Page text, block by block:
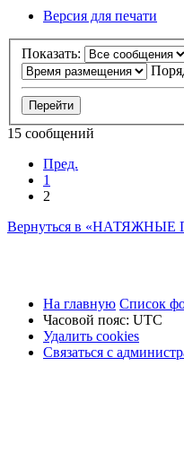
Версия для печати
Показать:
15 сообщений
Пред.
1
2
Вернуться в
На главную Список
Часовой пояс: UTC
Удалить cookies
Связаться
Связаться с администр